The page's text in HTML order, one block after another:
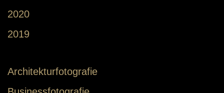
2020
2019
Architekturfotografie